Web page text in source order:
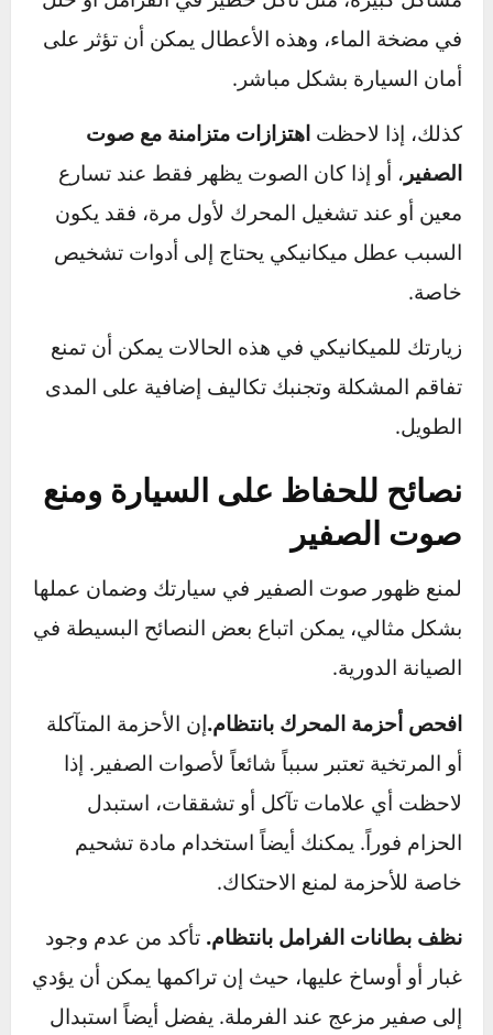
مشكلة تحتاج إلى تدخل ميكانيكي. إذا جربت الحلول
الأساسية مثل شد الأحزمة أو تنظيف بطانات
الفرامل واستمر الصوت، فمن الأفضل زيارة
ميكانيكي متخصص. الأصوات المستمرة أو المرتفعة
مشاكل كبيرة، مثل تآكل خطير في الفرامل أو خلل
في مضخة الماء، وهذه الأعطال يمكن أن تؤثر على
أمان السيارة بشكل مباشر​.
كذلك، إذا لاحظتاهتزازات متزامنة مع صوت
الصفير، أو إذا كان الصوت يظهر فقط عند تسارع
معين أو عند تشغيل المحرك لأول مرة، فقد يكون
السبب عطل ميكانيكي يحتاج إلى أدوات تشخيص
خاصة.
زيارتك للميكانيكي في هذه الحالات يمكن أن تمنع
تفاقم المشكلة وتجنبك تكاليف إضافية على المدى
الطويل.
نصائح للحفاظ على السيارة ومنع
صوت الصفير
لمنع ظهور صوت الصفير في سيارتك وضمان عملها
بشكل مثالي، يمكن اتباع بعض النصائح البسيطة في